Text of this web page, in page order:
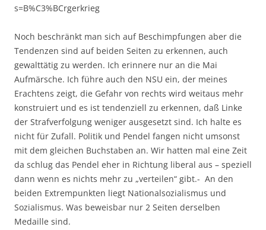
s=B%C3%BCrgerkrieg
Noch beschränkt man sich auf Beschimpfungen aber die
Tendenzen sind auf beiden Seiten zu erkennen, auch
gewalttätig zu werden. Ich erinnere nur an die Mai
Aufmärsche. Ich führe auch den NSU ein, der meines
Erachtens zeigt, die Gefahr von rechts wird weitaus mehr
konstruiert und es ist tendenziell zu erkennen, daß Linke
der Strafverfolgung weniger ausgesetzt sind. Ich halte es
nicht für Zufall. Politik und Pendel fangen nicht umsonst
mit dem gleichen Buchstaben an. Wir hatten mal eine Zeit
da schlug das Pendel eher in Richtung liberal aus – speziell
dann wenn es nichts mehr zu „verteilen“ gibt.- An den
beiden Extrempunkten liegt Nationalsozialismus und
Sozialismus. Was beweisbar nur 2 Seiten derselben
Medaille sind.